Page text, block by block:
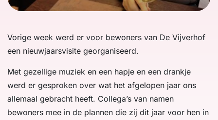
Vorige week werd er voor bewoners van De Vijverhof
een nieuwjaarsvisite georganiseerd.
Met gezellige muziek en een hapje en een drankje
werd er gesproken over wat het afgelopen jaar ons
allemaal gebracht heeft. Collega’s van namen
bewoners mee in de plannen die zij dit jaar voor hen in